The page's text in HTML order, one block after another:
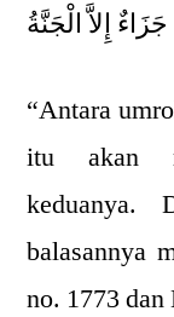
إِلاَّ الْجَنَّةُ
“Antara
itu akan
keduanya.
balasannya
no. 1773